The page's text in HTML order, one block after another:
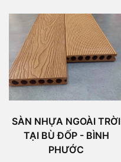
SÀN NHỰA NGOÀI TRỜI
TẠI BÙ ĐỐP - BÌNH
PHƯỚC